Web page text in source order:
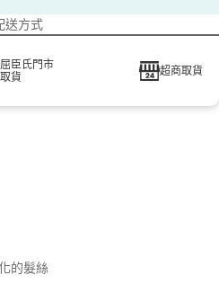
送方式
屈臣氏門市
取貨
超商取貨
的髮絲